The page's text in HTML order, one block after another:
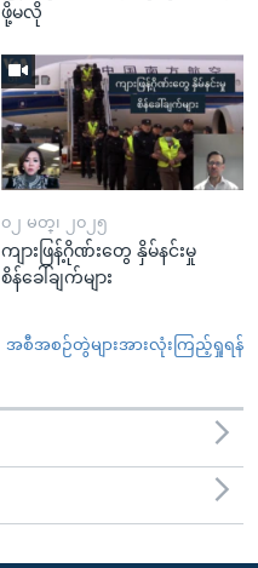
ဖို့မလို
၀၂ မတ္၊ ၂၀၂၅
ကျားဖြန့်ဂိုဏ်းတွေ နှိမ်နင်းမှု
စိန်ခေါ်ချက်များ
အစီအစဉ်တွဲများအားလုံးကြည့်ရှုရန်